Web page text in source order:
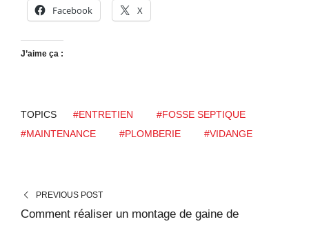
Facebook X
J’aime ça :
TOPICS #ENTRETIEN
#FOSSE SEPTIQUE
#MAINTENANCE
#PLOMBERIE #VIDANGE
PREVIOUS POST
Comment réaliser un montage de gaine de